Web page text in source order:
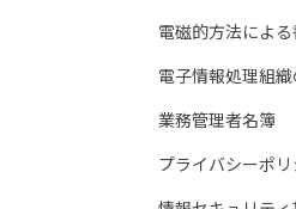
電磁的方法によ
電子情報処理組
業務管理者名簿
プライバシーポリ